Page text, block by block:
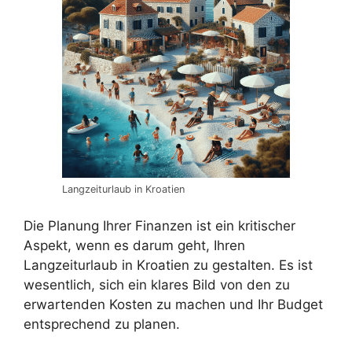
Langzeiturlaub in Kroatien
Die Planung Ihrer Finanzen ist ein kritischer
Aspekt, wenn es darum geht, Ihren
Langzeiturlaub in Kroatien zu gestalten. Es ist
wesentlich, sich ein klares Bild von den zu
erwartenden Kosten zu machen und Ihr Budget
entsprechend zu planen.